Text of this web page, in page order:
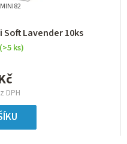
Lavender 10ks
(>5 ks)
DPH